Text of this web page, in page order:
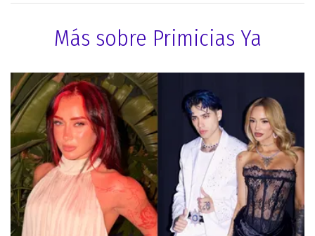
Más sobre Primicias Ya